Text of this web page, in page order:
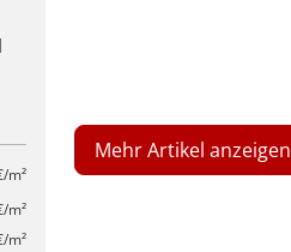
m²
m²
m²
Mehr Artikel anzeigen